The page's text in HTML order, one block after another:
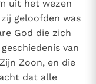
uit het wezen
geloofden was
God die zich
van
Zoon, en die
dat alle